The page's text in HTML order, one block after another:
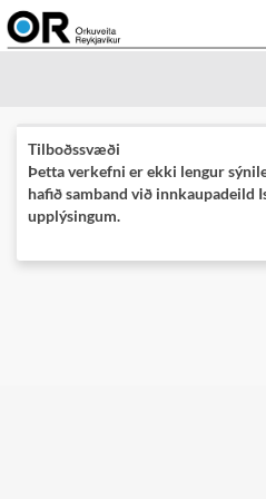
Tilboðssvæði
Þetta verkefni er ekki lengur
hafið samband við innkaupadeild
upplýsingum.